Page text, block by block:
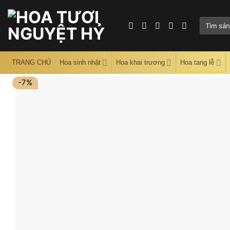
content
Tìm
TRANG CHỦ Hoa sinh nhật Hoa khai trương Hoa tang lễ
-7%